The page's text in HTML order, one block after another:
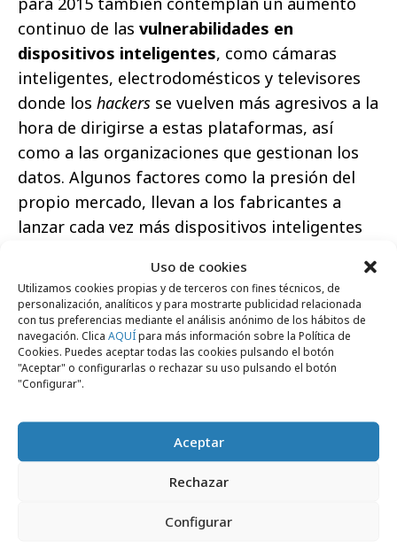
Uso de cookies
Utilizamos cookies propias y de terceros con fines técnicos, de
personalización, analíticos y para mostrarte publicidad relacionada
con tus preferencias mediante el análisis anónimo de los hábitos de
navegación. Clica AQUÍpara más información sobre la Política de
Cookies. Puedes aceptar todas las cookies pulsando el botón
"Aceptar" o configurarlas o rechazar su uso pulsando el botón
"Configurar".
Aceptar
Rechazar
Configurar
continuo de las vulnerabilidades en
dispositivos inteligentes, como cámaras
inteligentes, electrodomésticos y televisores
donde los hackers se vuelven más agresivos a la
hora de dirigirse a estas plataformas, así
como a las organizaciones que gestionan los
datos. Algunos factores como la presión del
propio mercado, llevan a los fabricantes a
lanzar cada vez más dispositivos inteligentes
que los ciberdelincuentes encontrarán más
vulnerabilidades para explotar en su propio
beneficio. “Las casas inteligentes y
automatizadas seguirán proliferando en todo
el mundo, aumentando por tanto los ámbitos
fabricantes de estos dispositivos inteligentes
deben considerar cómo asegurar los datos que
residen en estos dispositivos y no sólo los